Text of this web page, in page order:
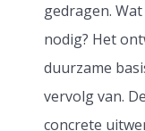
gedragen.
nodig? Het
duurzame
vervolg van.
concrete